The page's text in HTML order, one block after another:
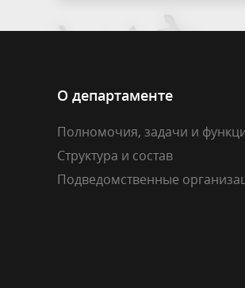
О департаменте
Полномочия, задачи и
Структура и состав
Подведомственные